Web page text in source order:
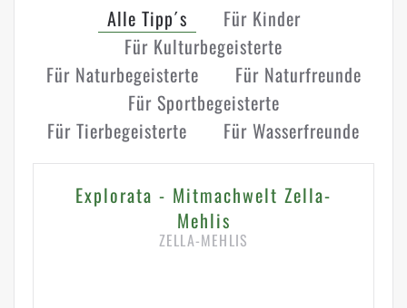
Alle Tipp´s
Für Kinder
Für Kulturbegeisterte
Für Naturbegeisterte
Für Naturfreunde
Für Sportbegeisterte
Für Tierbegeisterte
Für Wasserfreunde
Explorata - Mitmachwelt Zella-
Mehlis
ZELLA-MEHLIS